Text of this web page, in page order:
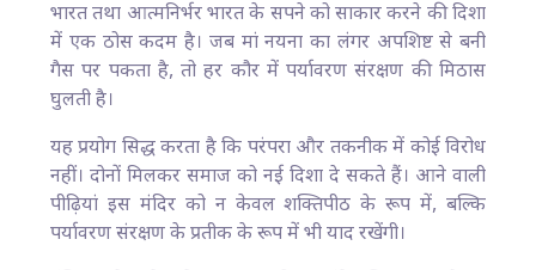
भारत तथा आत्मनिर्भर भारत के सपने को साकार करने की दिशा
में एक ठोस कदम है। जब मां नयना का लंगर अपशिष्ट से बनी
गैस पर पकता है, तो हर कौर में पर्यावरण संरक्षण की मिठास
घुलती है।
यह प्रयोग सिद्ध करता है कि परंपरा और तकनीक में कोई विरोध
नहीं। दोनों मिलकर समाज को नई दिशा दे सकते हैं। आने वाली
पीढ़ियां इस मंदिर को न केवल शक्तिपीठ के रूप में, बल्कि
पर्यावरण संरक्षण के प्रतीक के रूप में भी याद रखेंगी।